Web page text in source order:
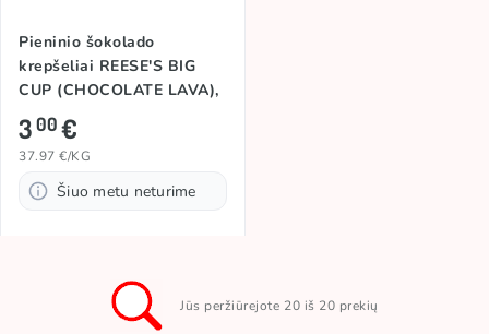
Pieninio šokolado
krepšeliai REESE'S BIG
CUP (CHOCOLATE LAVA),
79g
300€
37.97 €/KG
Šiuo metu neturime
Jūs peržiūrejote 20 iš 20 prekių